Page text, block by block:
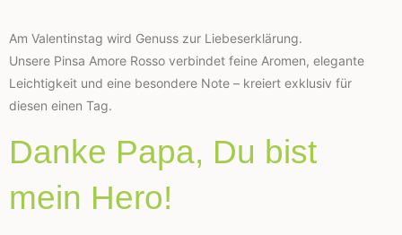
Am Valentinstag wird Genuss zur Liebeserklärung.
Unsere Pinsa Amore Rosso verbindet feine Aromen, elegante
Leichtigkeit und eine besondere Note – kreiert exklusiv für
diesen einen Tag.
Danke Papa, Du bist
mein Hero!